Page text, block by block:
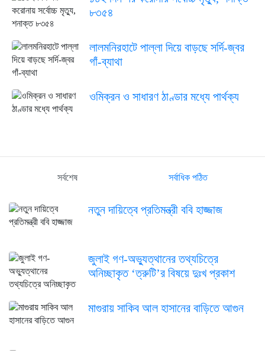
৮৩৫৪
লালমনিরহাটে পাল্লা দিয়ে বাড়ছে সর্দি-জ্বর
গাঁ-ব্যাথা
ওমিক্রন ও সাধারণ ঠাণ্ডার মধ্যে পার্থক্য
সর্বশেষ সর্বাধিক পঠিত
নতুন দায়িত্বে প্রতিমন্ত্রী ববি হাজ্জাজ
জুলাই গণ-অভ্যুত্থানের তথ্যচিত্রে
অনিচ্ছাকৃত ‘ত্রুটি’র বিষয়ে দুঃখ প্রকাশ
মাগুরায় সাকিব আল হাসানের বাড়িতে আগুন